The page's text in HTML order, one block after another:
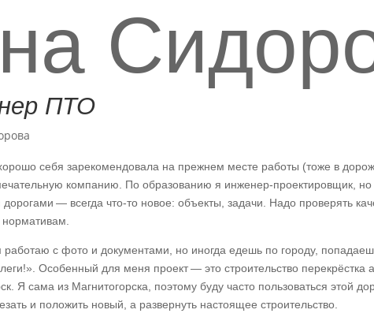
ПТО
себя зарекомендовала на прежнем месте работы (тоже в
компанию. По образованию я инженер-проектировщик, но
дорогами — всегда что-то новое: объекты, задачи. Надо проверять
работаю с фото и документами, но иногда едешь по городу,
Особенный для меня проект — это строительство перекрёстка
Я сама из Магнитогорска, поэтому буду часто пользоваться этой
и положить новый, а развернуть настоящее строительство.